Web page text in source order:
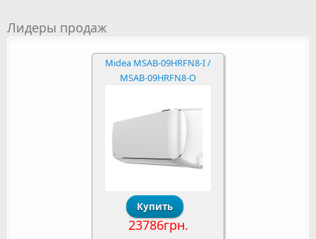
Лидеры продаж
Midea MSAB-09HRFN8-I /
MSAB-09HRFN8-O
23786грн.